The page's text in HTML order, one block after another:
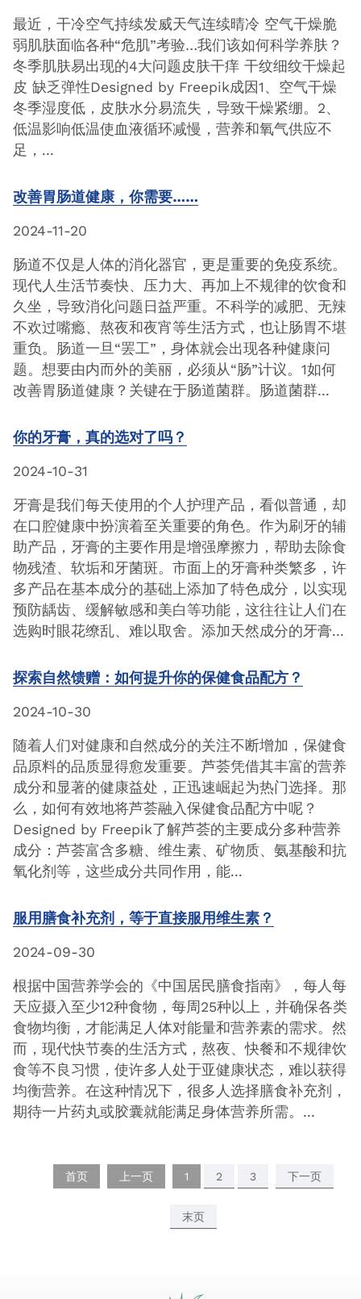
最近，干冷空气持续发威天气连续晴冷 空气干燥脆
弱肌肤面临各种“危肌”考验…我们该如何科学养肤？
冬季肌肤易出现的4大问题皮肤干痒 干纹细纹干燥起
皮 缺乏弹性Designed by Freepik成因1、空气干燥
冬季湿度低，皮肤水分易流失，导致干燥紧绷。2、
低温影响低温使血液循环减慢，营养和氧气供应不
足，...
改善胃肠道健康，你需要……
2024-11-20
肠道不仅是人体的消化器官，更是重要的免疫系统。
现代人生活节奏快、压力大、再加上不规律的饮食和
久坐，导致消化问题日益严重。不科学的减肥、无辣
不欢过嘴瘾、熬夜和夜宵等生活方式，也让肠胃不堪
重负。肠道一旦“罢工”，身体就会出现各种健康问
题。想要由内而外的美丽，必须从“肠”计议。1如何
改善胃肠道健康？关键在于肠道菌群。肠道菌群...
你的牙膏，真的选对了吗？
2024-10-31
牙膏是我们每天使用的个人护理产品，看似普通，却
在口腔健康中扮演着至关重要的角色。作为刷牙的辅
助产品，牙膏的主要作用是增强摩擦力，帮助去除食
物残渣、软垢和牙菌斑。市面上的牙膏种类繁多，许
多产品在基本成分的基础上添加了特色成分，以实现
预防龋齿、缓解敏感和美白等功能，这往往让人们在
选购时眼花缭乱、难以取舍。添加天然成分的牙膏...
探索自然馈赠：如何提升你的保健食品配方？
2024-10-30
随着人们对健康和自然成分的关注不断增加，保健食
品原料的品质显得愈发重要。芦荟凭借其丰富的营养
成分和显著的健康益处，正迅速崛起为热门选择。那
么，如何有效地将芦荟融入保健食品配方中呢？
Designed by Freepik了解芦荟的主要成分多种营养
成分：芦荟富含多糖、维生素、矿物质、氨基酸和抗
氧化剂等，这些成分共同作用，能...
服用膳食补充剂，等于直接服用维生素？
2024-09-30
根据中国营养学会的《中国居民膳食指南》，每人每
天应摄入至少12种食物，每周25种以上，并确保各类
食物均衡，才能满足人体对能量和营养素的需求。然
而，现代快节奏的生活方式，熬夜、快餐和不规律饮
食等不良习惯，使许多人处于亚健康状态，难以获得
均衡营养。在这种情况下，很多人选择膳食补充剂，
期待一片药丸或胶囊就能满足身体营养所需。...
首页 上一页 1 2 3 下一页
末页